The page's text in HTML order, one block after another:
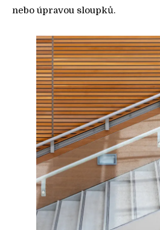
nebo úpravou sloupků.